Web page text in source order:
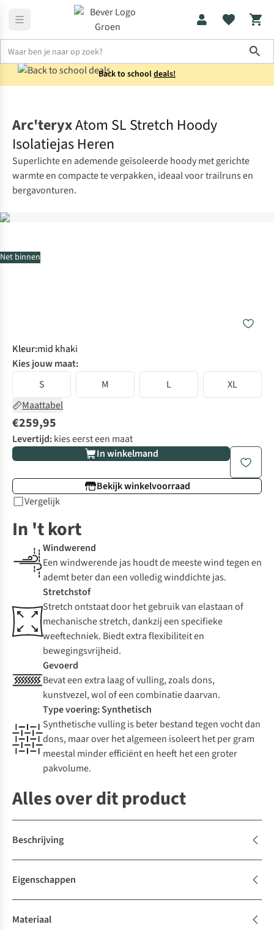
Back to schooldeals!
Net binnen
Arc'teryxAtom SL Stretch Hoody
Isolatiejas Heren
Superlichte en ademende geïsoleerde hoody met gerichte
warmte en compacte te verpakken, ideaal voor trailruns en
bergavonturen.
Kleur:mid khaki
Kies jouw maat:
S
M L
XL
Maattabel
€259,95
Levertijd:kies eerst een maat
In winkelmand
Bekijk winkelvoorraad
Vergelijk
In 't kort
Windwerend
Een windwerende jas houdt de meeste wind tegen en
ademt beter dan een volledig winddichte jas.
Stretchstof
Stretch ontstaat door het gebruik van elastaan of
mechanische stretch, dankzij een specifieke
weeftechniek. Biedt extra flexibiliteit en
bewegingsvrijheid.
Gevoerd
Bevat een extra laag of vulling, zoals dons,
kunstvezel, wol of een combinatie daarvan.
Type voering: Synthetisch
Synthetische vulling is beter bestand tegen vocht dan
dons, maar over het algemeen isoleert het per gram
meestal minder efficiënt en heeft het een groter
pakvolume.
Alles over dit product
Beschrijving
Eigenschappen
Materiaal